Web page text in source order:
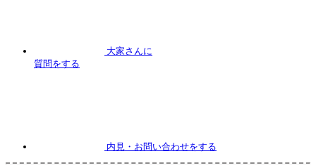
大家さんに
質問をする
内見 ・お問い合わせをする